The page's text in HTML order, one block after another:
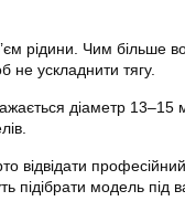
об’єм рідини. Чим
ускладнити тягу.
діаметр 13–15
відвідати професійний
підібрати модель під